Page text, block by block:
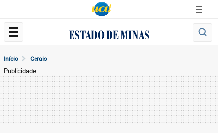
Início Gerais
Publicidade